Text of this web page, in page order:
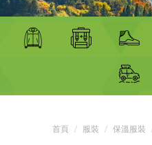
首頁 服裝 保溫服裝